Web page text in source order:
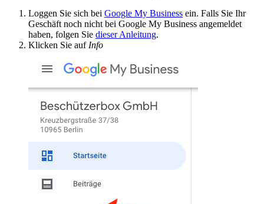
Loggen Sie sich bei Google My Business ein. Falls Sie Ihr
Geschäft noch nicht bei Google My Business angemeldet
haben, folgen Sie dieser Anleitung.
Klicken Sie auf Info